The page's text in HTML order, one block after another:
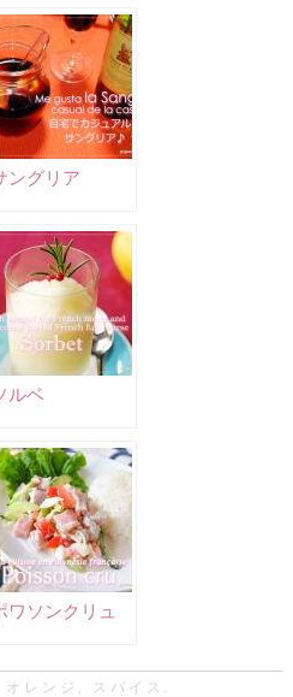
ングリア
ルベ
ワソンクリュ
オレンジ スパイス